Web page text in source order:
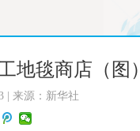
时政
育
地毯商店（图）
| 来源：新华社